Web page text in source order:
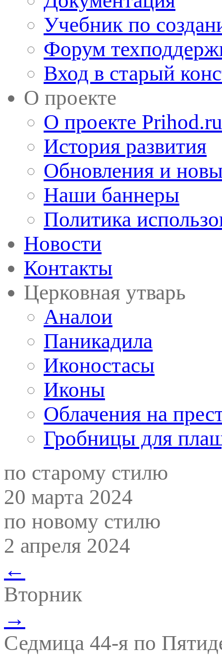
Учебник по
Форум
Вход в старый
О проекте
О проекте Prihod.ru
История развития
Обновления и
Наши баннеры
Политика
Новости
Контакты
Церковная утварь
Аналои
Паникадила
Иконостасы
Иконы
Облачения на
Гробницы для
по старому стилю
20 марта 2024
по новому стилю
2 апреля 2024
←
Вторник
→
Седмица 44-я по